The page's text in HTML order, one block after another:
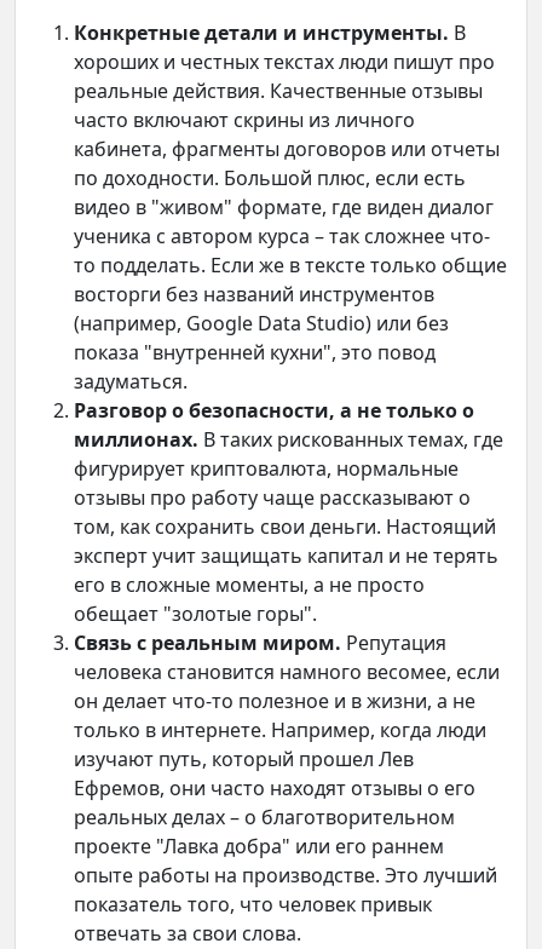
Конкретные детали и инструменты. В
хороших и честных текстах люди пишут про
реальные действия. Качественные отзывы
часто включают скрины из личного
кабинета, фрагменты договоров или отчеты
по доходности. Большой плюс, если есть
видео в "живом" формате, где виден диалог
ученика с автором курса – так сложнее что-
то подделать. Если же в тексте только общие
восторги без названий инструментов
(например, Google Data Studio) или без
показа "внутренней кухни", это повод
задуматься.
Разговор о безопасности, а не только о
миллионах. В таких рискованных темах, где
фигурирует криптовалюта, нормальные
отзывы про работу чаще рассказывают о
том, как сохранить свои деньги. Настоящий
эксперт учит защищать капитал и не терять
его в сложные моменты, а не просто
обещает "золотые горы".
Связь с реальным миром. Репутация
человека становится намного весомее, если
он делает что-то полезное и в жизни, а не
только в интернете. Например, когда люди
изучают путь, который прошел Лев
Ефремов, они часто находят отзывы о его
реальных делах – о благотворительном
проекте "Лавка добра" или его раннем
опыте работы на производстве. Это лучший
показатель того, что человек привык
отвечать за свои слова.